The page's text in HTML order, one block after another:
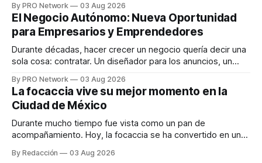
INTERIUS, el problema suele estar en otro lugar. Durante
una entrevista para el podcast SER PRO, el especialista en
marketing digital explicó que
By PRO Network 03 Aug 2026
El Negocio Autónomo: Nueva Oportunidad
para Empresarios y Emprendedores
Durante décadas, hacer crecer un negocio quería decir una
sola cosa: contratar. Un diseñador para los anuncios, un
para los textos, alguien que supiera de publicidad digital
para encontrar prospectos, un vendedor para atender
llamadas y mensajes, y —con suerte— una persona
By PRO Network 03 Aug 2026
La focaccia vive su mejor momento en la
Ciudad de México
Durante mucho tiempo fue vista como un pan de
acompañamiento. Hoy, la focaccia se ha convertido en uno
artesanal, ingredientes de calidad y experiencias que
By Redacción 03 Aug 2026